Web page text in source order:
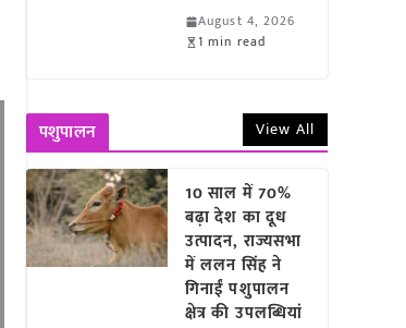
August 4, 2026
1 min read
पशुपालन View All
10 साल में 70%
बढ़ा देश का दूध
उत्पादन, राज्यसभा
में ललन सिंह ने
गिनाईं पशुपालन
क्षेत्र की उपलब्धियां